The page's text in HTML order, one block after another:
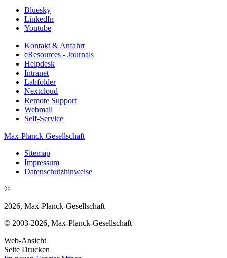
Bluesky
LinkedIn
Youtube
Kontakt & Anfahrt
eResources - Journals
Helpdesk
Intranet
Labfolder
Nextcloud
Remote Support
Webmail
Self-Service
Max-Planck-Gesellschaft
Sitemap
Impressum
Datenschutzhinweise
©
2026, Max-Planck-Gesellschaft
© 2003-2026, Max-Planck-Gesellschaft
Web-Ansicht
Seite Drucken